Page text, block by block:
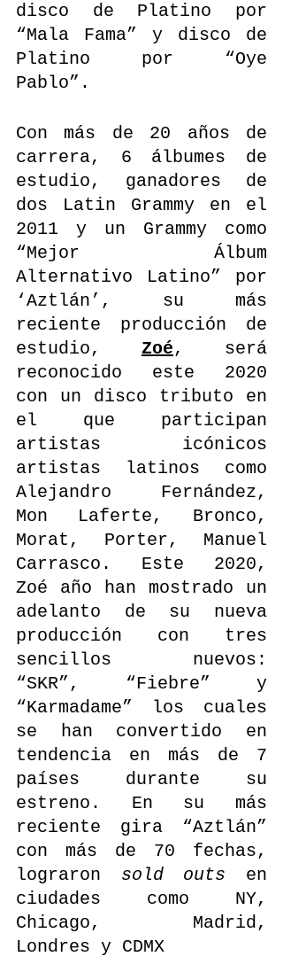
disco de Platino por
“Mala Fama” y disco de
Platino por “Oye
Pablo”.
Con más de 20 años de
carrera, 6 álbumes de
estudio, ganadores de
dos Latin Grammy en el
2011 y un Grammy como
“Mejor Álbum
Alternativo Latino” por
‘Aztlán’, su más
reciente producción de
estudio, Zoé, será
reconocido este 2020
con un disco tributo en
el que participan
artistas icónicos
artistas latinos como
Alejandro Fernández,
Mon Laferte, Bronco,
Morat, Porter, Manuel
Carrasco. Este 2020,
Zoé año han mostrado un
adelanto de su nueva
producción con tres
sencillos nuevos:
“SKR”, “Fiebre” y
“Karmadame” los cuales
se han convertido en
tendencia en más de 7
países durante su
estreno. En su más
reciente gira “Aztlán”
con más de 70 fechas,
lograron sold outs en
ciudades como NY,
Chicago, Madrid,
Londres y CDMX